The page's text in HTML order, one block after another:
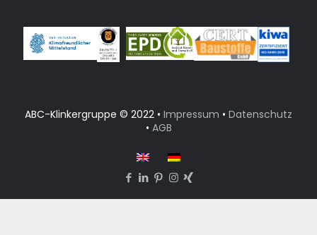
ABC-Klinkergruppe © 2022 • Impressum • Datenschutz
• AGB